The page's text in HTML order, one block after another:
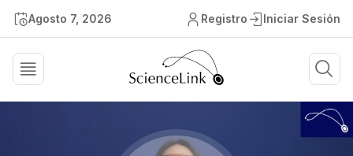
Agosto 7, 2026 Registro Iniciar Sesión